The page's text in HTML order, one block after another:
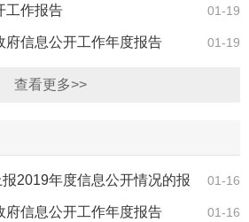
01-19
工作报告
01-19
府信息公开工作年度报告
查看更多>>
01-16
2019年度信息公开情况的报
01-16
府信息公开工作年度报告